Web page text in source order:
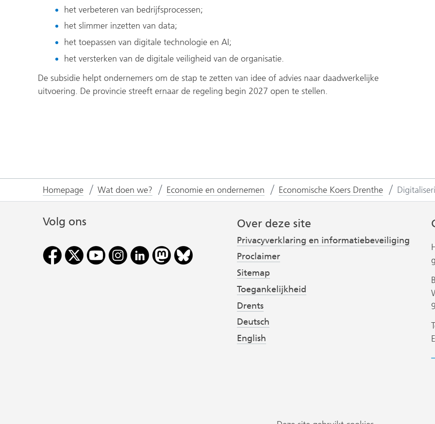
het verbeteren van bedrijfsprocessen;
het slimmer inzetten van data;
het toepassen van digitale technologie en AI;
het versterken van de digitale veiligheid van de organisatie.
De subsidie helpt ondernemers om de stap te zetten van idee of advies naar daadwerkelijke
uitvoering. De provincie streeft ernaar de regeling begin 2027 open te stellen.
Homepage Wat doen we? Economie en ondernemen Economische Koers Drenthe
Volg ons Over deze site
Privacyverklaring en informatiebeveiliging
Proclaimer
Sitemap
Toegankelijkheid
Drents
Deutsch
English